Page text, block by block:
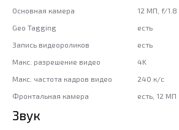
Основная камера
12 МП, f/1.8
Geo Tagging
есть
Запись видеороликов
есть
Макс. разрешение видео
4K
Макс. частота кадров видео
240 к/с
Фронтальная камера
есть, 12 МП
Звук